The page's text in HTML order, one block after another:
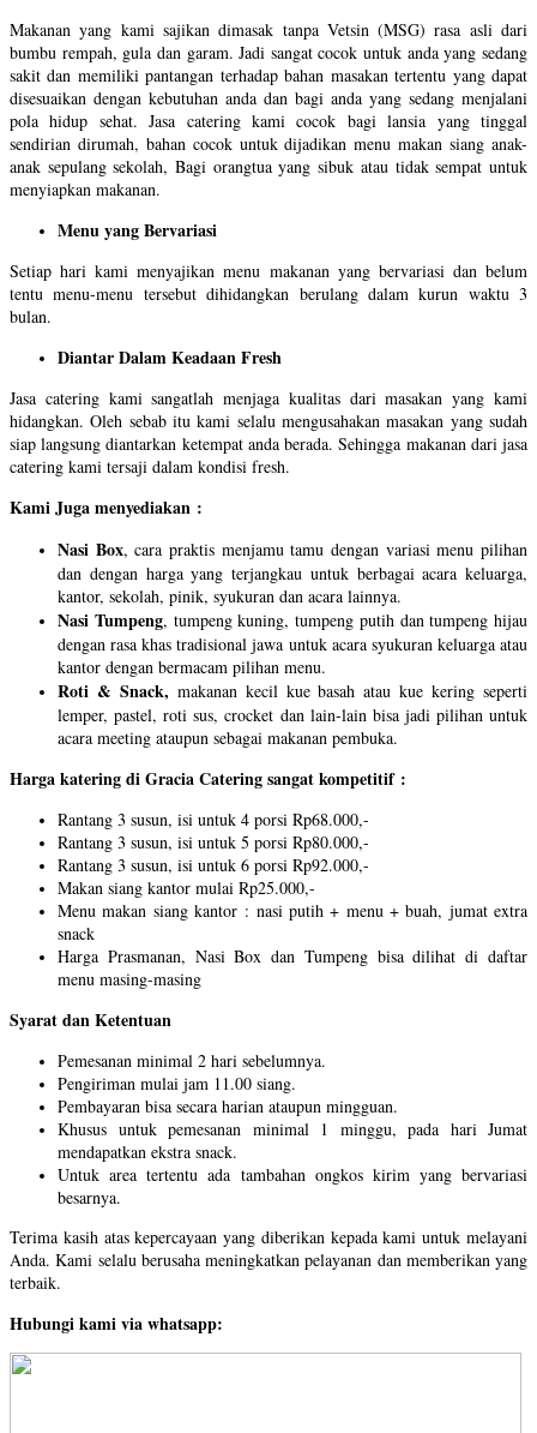
Makanan yang kami sajikan dimasak tanpa Vetsin (MSG) rasa asli dari
bumbu rempah, gula dan garam. Jadi sangat cocok untuk anda yang sedang
sakit dan memiliki pantangan terhadap bahan masakan tertentu yang dapat
disesuaikan dengan kebutuhan anda dan bagi anda yang sedang menjalani
pola hidup sehat. Jasa catering kami cocok bagi lansia yang tinggal
sendirian dirumah, bahan cocok untuk dijadikan menu makan siang anak-
anak sepulang sekolah, Bagi orangtua yang sibuk atau tidak sempat untuk
menyiapkan makanan.
Menu yang Bervariasi
Setiap hari kami menyajikan menu makanan yang bervariasi dan belum
tentu menu-menu tersebut dihidangkan berulang dalam kurun waktu 3
bulan.
Diantar Dalam Keadaan Fresh
Jasa catering kami sangatlah menjaga kualitas dari masakan yang kami
hidangkan. Oleh sebab itu kami selalu mengusahakan masakan yang sudah
siap langsung diantarkan ketempat anda berada. Sehingga makanan dari jasa
catering kami tersaji dalam kondisi fresh.
Kami Juga menyediakan :
Nasi Box, cara praktis menjamu tamu dengan variasi menu pilihan
dan dengan harga yang terjangkau untuk berbagai acara keluarga,
kantor, sekolah, pinik, syukuran dan acara lainnya.
Nasi Tumpeng, tumpeng kuning, tumpeng putih dan tumpeng hijau
dengan rasa khas tradisional jawa untuk acara syukuran keluarga atau
kantor dengan bermacam pilihan menu.
Roti & Snack, makanan kecil kue basah atau kue kering seperti
lemper, pastel, roti sus, crocket dan lain-lain bisa jadi pilihan untuk
acara meeting ataupun sebagai makanan pembuka.
Harga katering di Gracia Catering sangat kompetitif :
Rantang 3 susun, isi untuk 4 porsi Rp68.000,-
Rantang 3 susun, isi untuk 5 porsi Rp80.000,-
Rantang 3 susun, isi untuk 6 porsi Rp92.000,-
Makan siang kantor mulai Rp25.000,-
Menu makan siang kantor : nasi putih + menu + buah, jumat extra
snack
Harga Prasmanan, Nasi Box dan Tumpeng bisa dilihat di daftar
menu masing-masing
Syarat dan Ketentuan
Pemesanan minimal 2 hari sebelumnya.
Pengiriman mulai jam 11.00 siang.
Pembayaran bisa secara harian ataupun mingguan.
Khusus untuk pemesanan minimal 1 minggu, pada hari Jumat
mendapatkan ekstra snack.
Untuk area tertentu ada tambahan ongkos kirim yang bervariasi
besarnya.
Terima kasih atas kepercayaan yang diberikan kepada kami untuk melayani
Anda. Kami selalu berusaha meningkatkan pelayanan dan memberikan yang
terbaik.
Hubungi kami via whatsapp: